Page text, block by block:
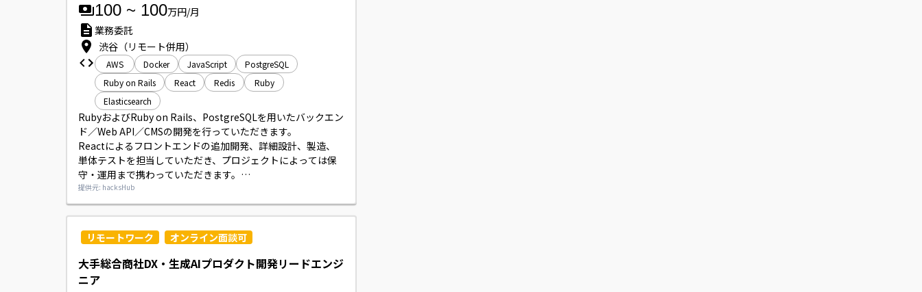
100 ~ 100万円/月
業務委託
渋谷（リモート併用）
AWS Docker JavaScript
PostgreSQL
Ruby on Rails
React Redis
Ruby
Elasticsearch
RubyおよびRuby on Rails、PostgreSQLを用いたバックエン
ド／Web API／CMSの開発を行っていただきます。
Reactによるフロントエンドの追加開発、詳細設計、製造、
単体テストを担当していただき、プロジェクトによっては保
守・運用まで携わっていただきます。
スキルやプロジェクトに応じて基本設計や顧客ミーティング
への同席をお願いする可能性があります。
支給のMacBook Proで開発作業を行っていただきます。
提供元: hacksHub
リモートワーク オンライン面談可
大手総合商社DX・生成AIプロダクト開発リードエンジ
ニア